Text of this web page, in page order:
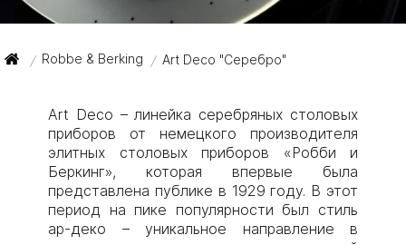
/ Robbe & Berking / Art Deco "Серебро"
Art Deco – линейка серебряных столовых
приборов от немецкого производителя
элитных столовых приборов «Робби и
Беркинг», которая впервые была
представлена публике в 1929 году. В этот
период на пике популярности был стиль
ар-деко – уникальное направление в